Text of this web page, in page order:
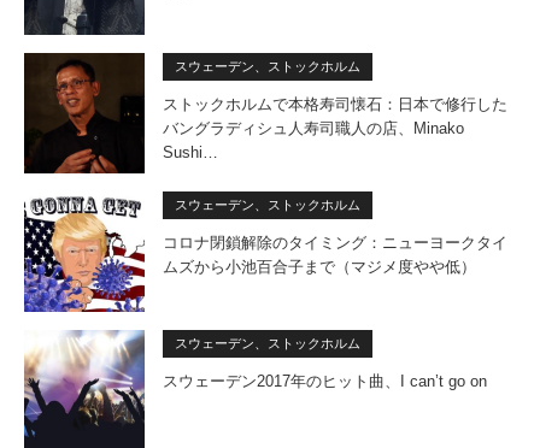
スウェーデン、ストックホルム
ストックホルムで本格寿司懐石：日本で修行した
バングラディシュ人寿司職人の店、Minako
Sushi…
スウェーデン、ストックホルム
コロナ閉鎖解除のタイミング：ニューヨークタイ
ムズから小池百合子まで（マジメ度やや低）
スウェーデン、ストックホルム
スウェーデン2017年のヒット曲、I can’t go on